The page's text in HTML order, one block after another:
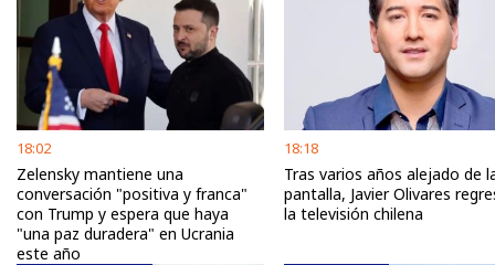
18:02
Zelensky mantiene una
conversación "positiva y franca"
con Trump y espera que haya
"una paz duradera" en Ucrania
este año
18:18
Tras varios años alejado de
pantalla, Javier Olivares
la televisión chilena